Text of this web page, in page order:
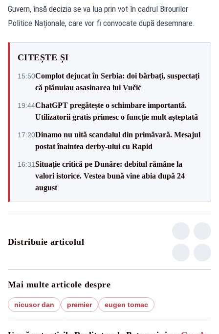
Guvern, însă decizia se va lua prin vot în cadrul Birourilor
Politice Naționale, care vor fi convocate după desemnare.
CITEȘTE ȘI
15:50Complot dejucat în Serbia: doi bărbați, suspectați
că plănuiau asasinarea lui Vučić
19:44ChatGPT pregătește o schimbare importantă.
Utilizatorii gratis primesc o funcție mult așteptată
17:20Dinamo nu uită scandalul din primăvară. Mesajul
postat înaintea derby-ului cu Rapid
16:31Situație critică pe Dunăre: debitul rămâne la
valori istorice. Vestea bună vine abia după 24
august
Distribuie articolul
Mai multe articole despre
nicusor dan premier eugen tomac